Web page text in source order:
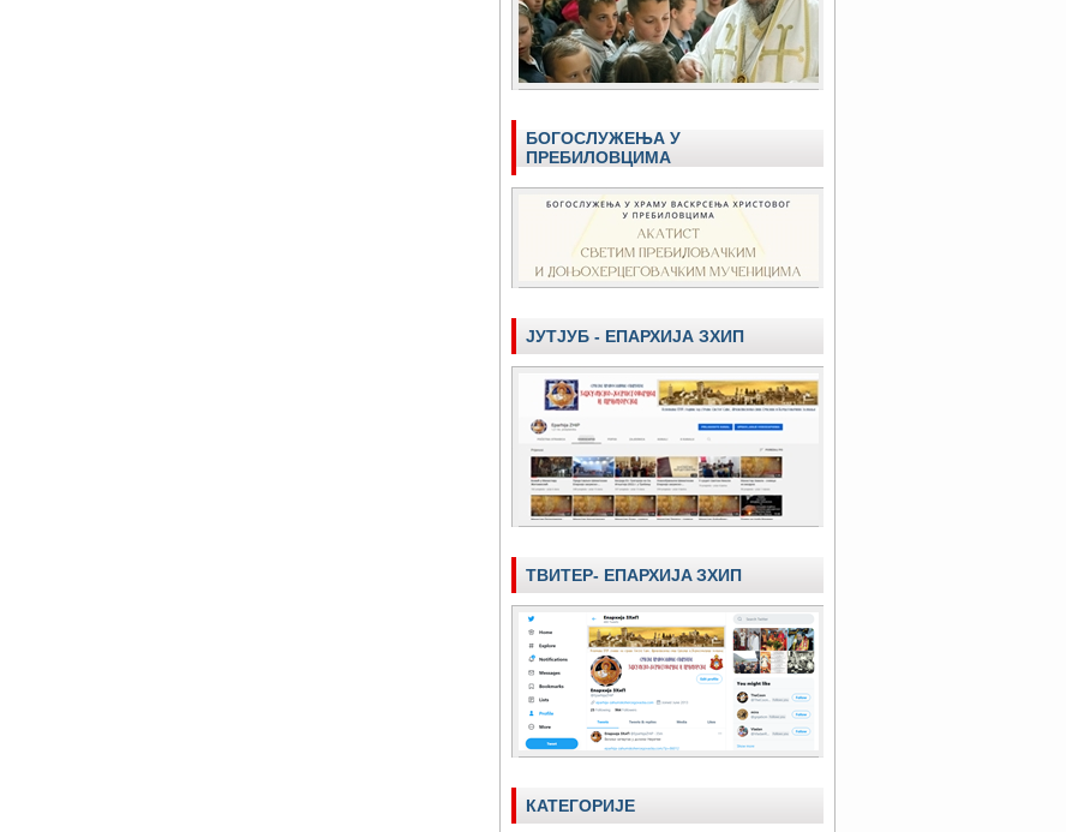
БОГОСЛУЖЕЊА У
ПРЕБИЛОВЦИМА
ЈУТЈУБ - ЕПАРХИЈА ЗХИП
ТВИТЕР- ЕПАРХИЈA ЗХИП
КАТЕГОРИЈЕ